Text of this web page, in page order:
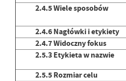
2.4.5 Wiele sposobów
2.4.6 Nagłówki i etykiety
2.4.7 Widoczny fokus
2.5.3 Etykieta w nazwie
2.5.5 Rozmiar celu